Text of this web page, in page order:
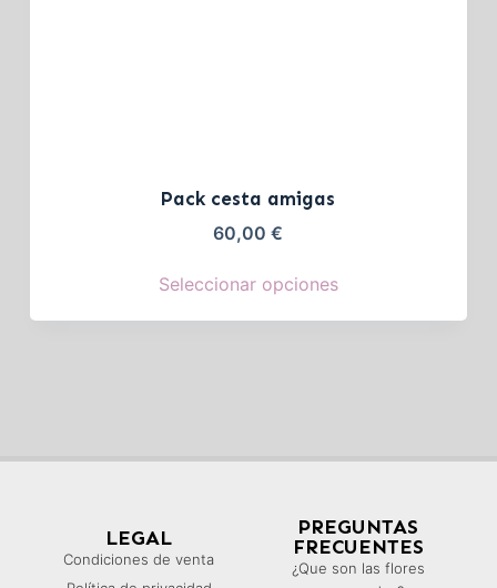
Pack cesta amigas
60,00€
Seleccionar opciones
LEGAL
Condiciones de venta
PREGUNTAS
FRECUENTES
¿Que son las flores